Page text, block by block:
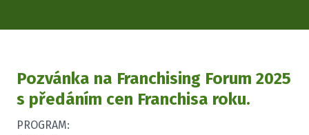
Pozvánka na Franchising Forum 2025
s předáním cen Franchisa roku.
PROGRAM: